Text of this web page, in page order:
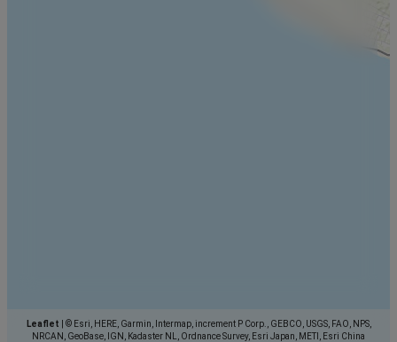
Leaflet
© Esri, HERE, Garmin, Intermap, increment P Corp., GEBCO, USGS, FAO, NPS,
NRCAN, GeoBase, IGN, Kadaster NL, Ordnance Survey, Esri Japan, METI, Esri China